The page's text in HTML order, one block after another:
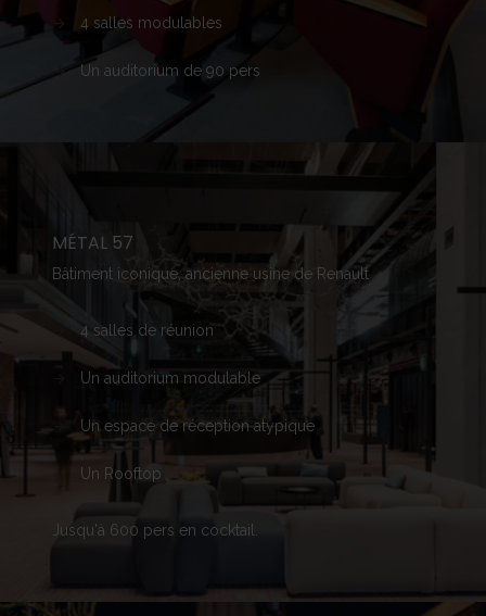
4 salles modulables
Un auditorium de 90 pers
MÉTAL 57
Bâtiment iconique,ancienne usine de Renault
4 salles de réunion
Un auditorium modulable
Unespace deréception atypique
Un Rooftop
Jusqu'à 600 pers en cocktail.